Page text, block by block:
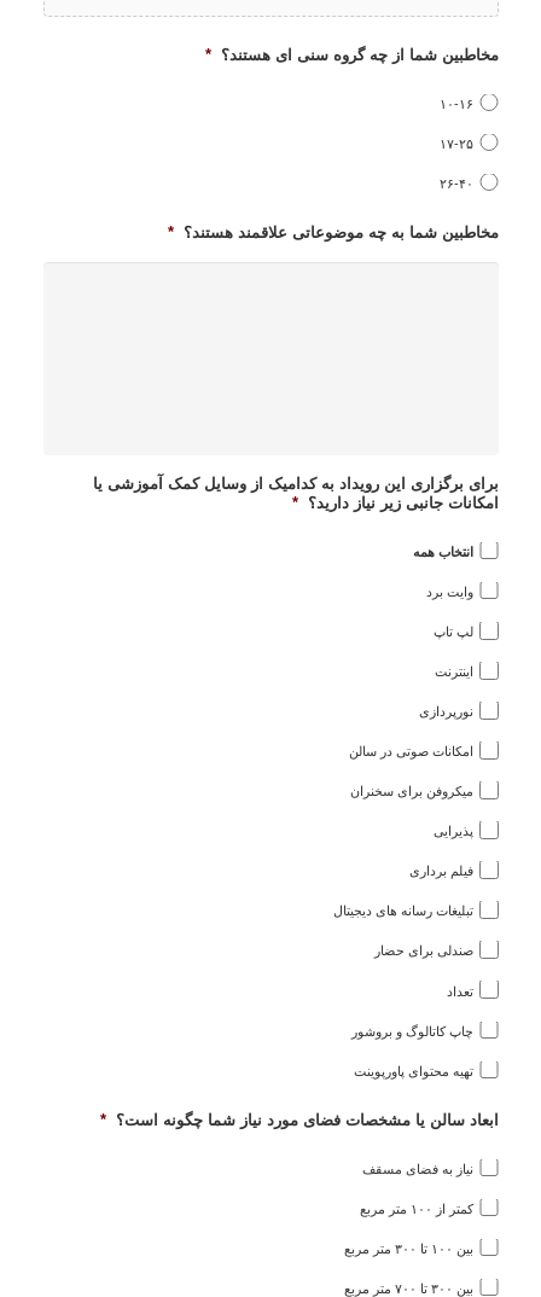
مخاطبین شما از چه گروه سنی ای هستند؟ *
۱۰-۱۶
۱۷-۲۵
۲۶-۴۰
مخاطبین شما به چه موضوعاتی علاقمند هستند؟ *
برای برگزاری این رویداد به کدامیک از وسایل کمک آموزشی یا
امکانات جانبی زیر نیاز دارید؟
*
انتخاب همه
وایت برد
لپ تاپ
اینترنت
نورپردازی
امکانات صوتی در سالن
میکروفن برای سخنران
پذیرایی
فیلم برداری
تبلیغات رسانه های دیجیتال
صندلی برای حضار
تعداد
چاپ کاتالوگ و بروشور
تهیه محتوای پاورپوینت
ابعاد سالن یا مشخصات فضای مورد نیاز شما چگونه است؟ *
نیاز به فضای مسقف
کمتر از ۱۰۰ متر مربع
بین ۱۰۰ تا ۳۰۰ متر مربع
بین ۳۰۰ تا ۷۰۰ متر مربع